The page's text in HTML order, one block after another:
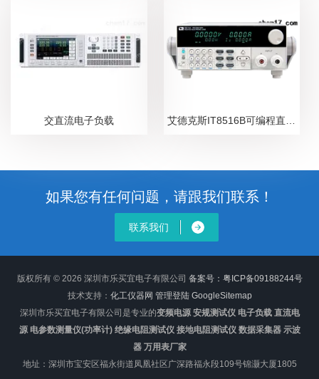
交直流电子负载
如果您有任何问题，请跟我们联系！
联系我们
版权所有 © 2026 深圳市乐买宜电子有限公司 备案号：粤ICP备09188244号
技术支持： 化工仪器网 管理登陆 GoogleSitemap
深圳市乐买宜电子有限公司是专业的变频电源 安规测试仪 电子负载 直流电
源 电参数测量仪(功率计) 绝缘电阻测试仪 接地电阻测试仪 数据采集器 示波
器 万用表厂家
地址：深圳市宝安区福永街道凤凰社区广深路福永段109号锦灏大厦1805